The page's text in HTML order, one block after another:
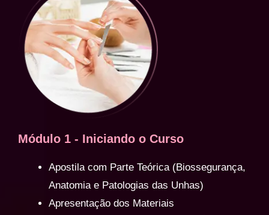
Módulo 1 - Iniciando o Curso
Apostila com Parte Teórica (Biossegurança,
Anatomia e Patologias das Unhas)
Apresentação dos Materiais